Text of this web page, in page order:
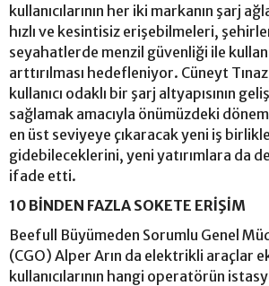
kullanıcılarının her iki markanın şarj
hızlı ve kesintisiz erişebilmeleri,
seyahatlerde menzil güvenliği ile
arttırılması hedefleniyor. Cüneyt
kullanıcı odaklı bir şarj altyapısının
sağlamak amacıyla önümüzdeki
en üst seviyeye çıkaracak yeni iş
gidebileceklerini, yeni yatırımlara da
ifade etti.
10 BİNDEN FAZLA SOKETE ERİŞİM
Beefull Büyümeden Sorumlu Genel
(CGO) Alper Arın da elektrikli araçlar
kullanıcılarının hangi operatörün